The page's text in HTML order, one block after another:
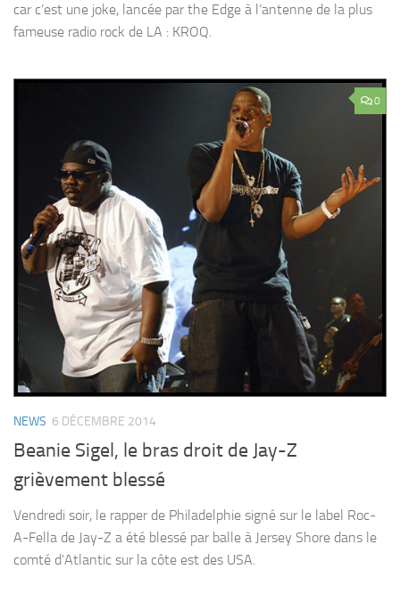
car c’est une joke, lancée par the Edge à l’antenne de la plus
fameuse radio rock de LA : KROQ.
0
NEWS 6 DÉCEMBRE 2014
Beanie Sigel, le bras droit de Jay-Z
grièvement blessé
Vendredi soir, le rapper de Philadelphie signé sur le label Roc-
A-Fella de Jay-Z a été blessé par balle à Jersey Shore dans le
comté d’Atlantic sur la côte est des USA.